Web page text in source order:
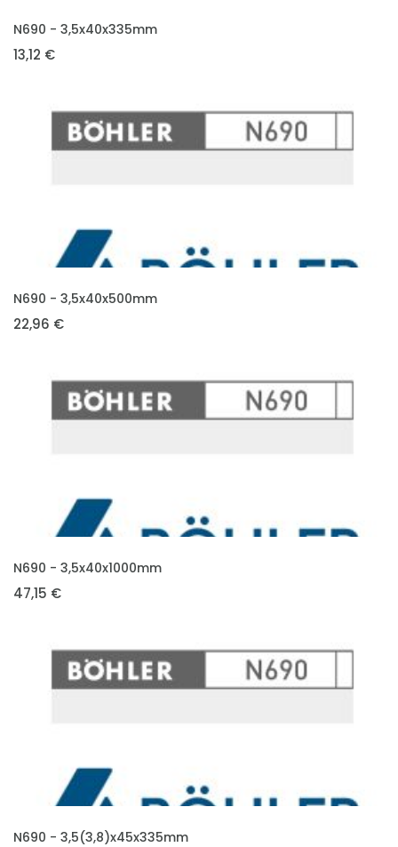
VLOŽIT DO KOŠÍKU
N690 - 3,5x40x335mm
13,12 €
VLOŽIT DO KOŠÍKU
N690 - 3,5x40x500mm
22,96 €
VLOŽIT DO KOŠÍKU
N690 - 3,5x40x1000mm
47,15 €
VLOŽIT DO KOŠÍKU
N690 - 3,5(3,8)x45x335mm